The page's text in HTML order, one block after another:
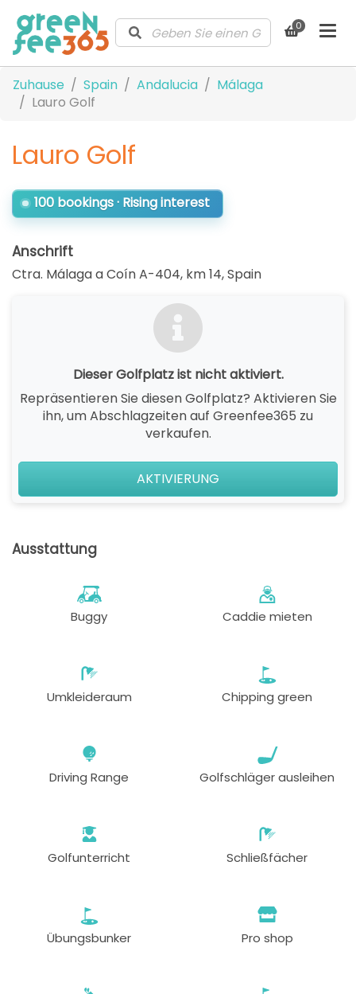
0
Zuhause Spain Andalucia
Málaga
Lauro Golf
Lauro Golf
100 bookings · Rising interest
Anschrift
Ctra. Málaga a Coín A-404, km 14,Spain
Dieser Golfplatz ist nicht aktiviert.
Repräsentieren Sie diesen Golfplatz? Aktivieren Sie
ihn, um Abschlagzeiten auf Greenfee365 zu
verkaufen.
AKTIVIERUNG
Ausstattung
Buggy Caddie mieten
Umkleideraum Chipping green
Driving Range Golfschläger ausleihen
Golfunterricht Schließfächer
Übungsbunker Pro shop